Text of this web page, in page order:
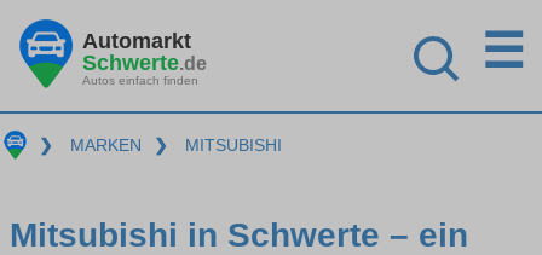
Automarkt
Schwerte.de
Autos einfach finden
☰
❯ MARKEN ❯ MITSUBISHI
Mitsubishi in Schwerte – ein